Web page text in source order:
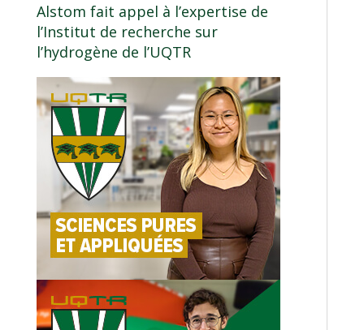
Alstom fait appel à l’expertise de
l’Institut de recherche sur
l’hydrogène de l’UQTR